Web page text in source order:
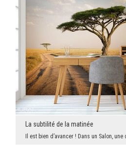
La subtilité de la matinée